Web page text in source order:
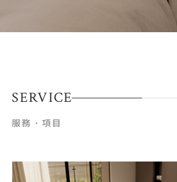
SERVICE
服務．項目